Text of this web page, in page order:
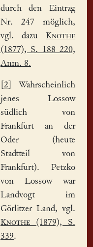
durch den Eintrag
Nr. 247 möglich,
vgl. dazu Knothe
(1877), S. 188 220,
Anm. 8.
2 ] Wahrscheinlich
jenes Lossow
südlich von
Frankfurt an der
Oder (heute
Stadtteil von
Frankfurt). Petzko
von Lossow war
Landvogtim
Görlitzer Land, vgl.
Knothe(1879), S.
339.